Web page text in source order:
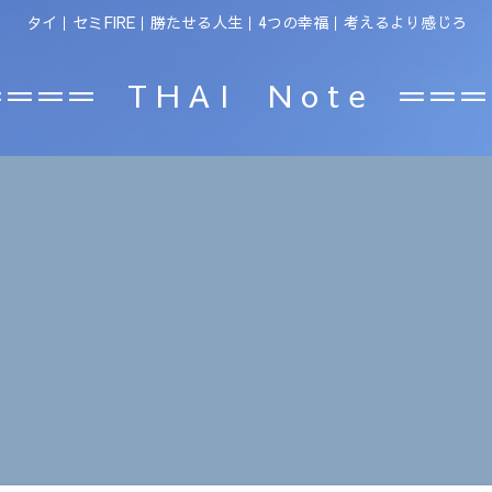
タイ｜セミFIRE｜勝たせる人生｜4つの幸福｜考えるより感じろ
＝＝＝ T H A I N o t e ＝＝＝